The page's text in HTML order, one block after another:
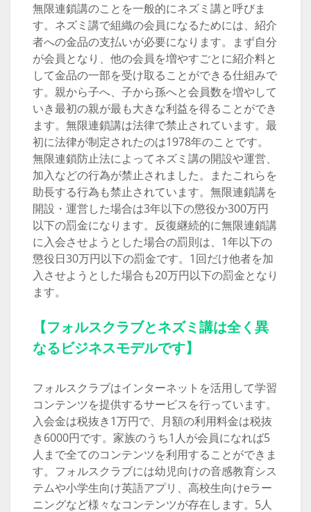
無限連鎖講のことを一般的にネズミ講と呼びま
す。ネズミ講で組織の会員になるためには、紹介
者への金品の支払いが必要になります。まず自分
が会員となり、他の会員を増やすごとに紹介料と
して金品の一部を受け取ることができる仕組みで
す。親から子へ、子から孫へと会員数を増やして
いき最初の親が最も大きな利益を得ることができ
ます。無限連鎖講は法律で禁止されています。最
初に法律が制定されたのは1978年のことです。
無限連鎖防止法によってネズミ講の開設や運営、
加入などの行為が禁止されました。またこれらを
助長する行為も禁止されています。無限連鎖講を
開設・運営した場合は3年以下の懲役か300万円
以下の罰金になります。反復継続的に無限連鎖講
に入会させようとした場合の罰則は、1年以下の
懲役日30万円以下の罰金です。1回だけ他者を加
入させようとした場合も20万円以下の罰金となり
ます。
【フォルスクラブとネズミ講は全く異
なるビジネスモデルです】
フォルスクラブはインターネットを活用して学習
コンテンツを提供するサービスを行っています。
入会金は税抜き1万円で、月額の利用料金は税抜
き6000円です。家族のうち1人が会員になれば5
人まで全てのコンテンツを利用することができま
す。フォルスクラブには幼児向けの音感教育シス
テムや小学生向け英語アプリ、高校生向けeラー
ニングなど様々なコンテンツが存在します。5人